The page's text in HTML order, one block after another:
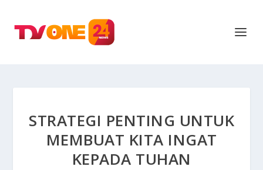
STRATEGI PENTING UNTUK
MEMBUAT KITA INGAT
KEPADA TUHAN